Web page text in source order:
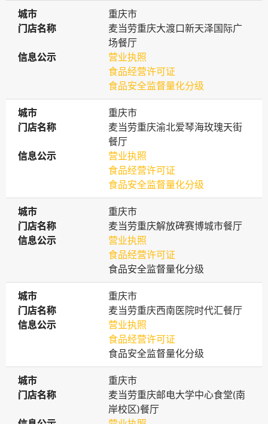
城市
城市
重庆市
门店名称
门店名称
麦当劳重庆大渡口新天泽国际广
场餐厅
信息公示
信息公示
营业执照
食品经营许可证
食品安全监督量化分级
城市
城市
重庆市
门店名称
门店名称
麦当劳重庆渝北爱琴海玫瑰天街
餐厅
信息公示
信息公示
营业执照
食品经营许可证
食品安全监督量化分级
城市
城市
重庆市
门店名称
门店名称
麦当劳重庆解放碑赛博城市餐厅
信息公示
信息公示
营业执照
食品经营许可证
食品安全监督量化分级
城市
城市
重庆市
门店名称
门店名称
麦当劳重庆西南医院时代汇餐厅
信息公示
信息公示
营业执照
食品经营许可证
食品安全监督量化分级
城市
城市
重庆市
门店名称
门店名称
麦当劳重庆邮电大学中心食堂(南
岸校区)餐厅